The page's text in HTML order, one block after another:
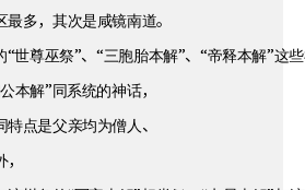
多，其次是咸镜南道。
“世尊巫祭”、“三胞胎本解”、“帝释本解”这
本解”同系统的神话，
点是父亲均为僧人、